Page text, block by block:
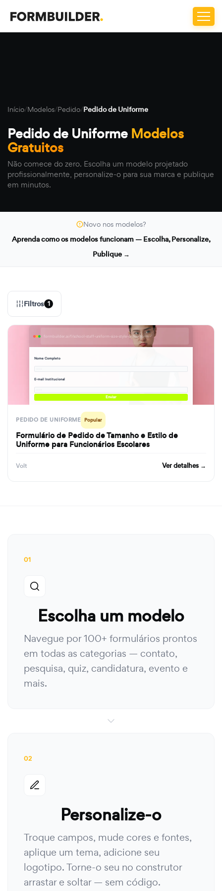
Início/Modelos/Pedido/Pedido de Uniforme
Pedido de Uniforme Modelos
Gratuitos
Não comece do zero. Escolha um modelo projetado
profissionalmente, personalize-o para sua marca e publique
em minutos.
Novo nos modelos?
Aprenda como os modelos funcionam — Escolha, Personalize,
Publique →
Filtros 1
formbuilder.ai/f/school-staff-uniform-size-style-order-form
Nome Completo
E-mail Institucional
Enviar
PEDIDO DE UNIFORME Popular
Formulário de Pedido de Tamanho e Estilo de
Uniforme para Funcionários Escolares
Volt Ver detalhes →
01
Escolha um modelo
Navegue por 100+ formulários prontos
em todas as categorias — contato,
pesquisa, quiz, candidatura, evento e
mais.
02
Personalize-o
Troque campos, mude cores e fontes,
aplique um tema, adicione seu
logotipo. Torne-o seu no construtor
arrastar e soltar — sem código.